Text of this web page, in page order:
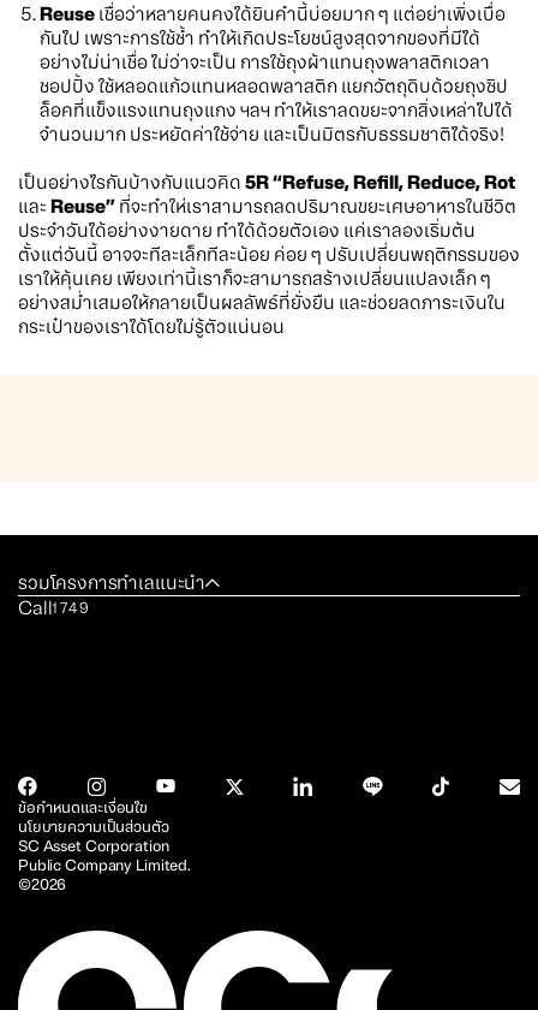
Reuse เชื่อว่าหลายคนคงได้ยินคำนี้บ่อยมาก ๆ แต่อย่าเพิ่งเบื่อ
กันไป เพราะการใช้ซ้ำ ทำให้เกิดประโยชน์สูงสุดจากของที่มีได้
อย่างไม่น่าเชื่อ ไม่ว่าจะเป็น การใช้ถุงผ้าแทนถุงพลาสติกเวลา
ชอปปิ้ง ใช้หลอดแก้วแทนหลอดพลาสติก แยกวัตถุดิบด้วยถุงซิป
ล็อคที่แข็งแรงแทนถุงแกง ฯลฯ ทำให้เราลดขยะจากสิ่งเหล่าไปได้
จำนวนมาก ประหยัดค่าใช้จ่าย และเป็นมิตรกับธรรมชาติได้จริง!
เป็นอย่างไรกันบ้างกับแนวคิด 5R “Refuse, Refill, Reduce, Rot
และReuse” ที่จะทำให่เราสามารถลดปริมาณขยะเศษอาหารในชีวิต
ประจำวันได้อย่างงายดาย ทำได้ด้วยตัวเอง แค่เราลองเริ่มต้น
ตั้งแต่วันนี้ อาจจะทีละเล็กทีละน้อย ค่อย ๆ ปรับเปลี่ยนพฤติกรรมของ
เราให้คุ้นเคย เพียงเท่านี้เราก็จะสามารถสร้างเปลี่ยนแปลงเล็ก ๆ
อย่างสม่ำเสมอให้กลายเป็นผลลัพธ์ที่ยั่งยืน และช่วยลดภาระเงินใน
กระเป๋าของเราได้โดยไม่รู้ตัวแน่นอน
รวมโครงการทำเลแนะนำ
Call1749
SC Asset Corporation
Public Company Limited.
©2026
ข้อกำหนดและเงื่อนไข
นโยบายความเป็นส่วนตัว